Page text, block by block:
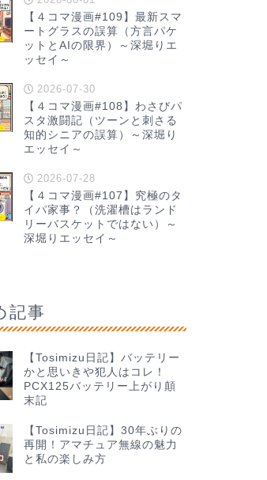
【４コマ漫画#109】最新スマ
ートグラスの誤算（方言パケ
ットとAIの限界）～深堀りエ
ッセイ～
2026-07-30
【４コマ漫画#108】わさびパ
スタ激闘記（ツーンと刺さる
知的シニアの誤算）～深堀り
エッセイ～
2026-07-28
【４コマ漫画#107】究極のタ
イパ家事？（洗濯槽はランド
リーバスケットではない）～
深堀りエッセイ～
記事
【Tosimizu日記】バッテリー
かと思いきや犯人はコレ！
PCX125バッテリー上がり顛
末記
【Tosimizu日記】30年ぶりの
再開！アマチュア無線の魅力
と私の楽しみ方